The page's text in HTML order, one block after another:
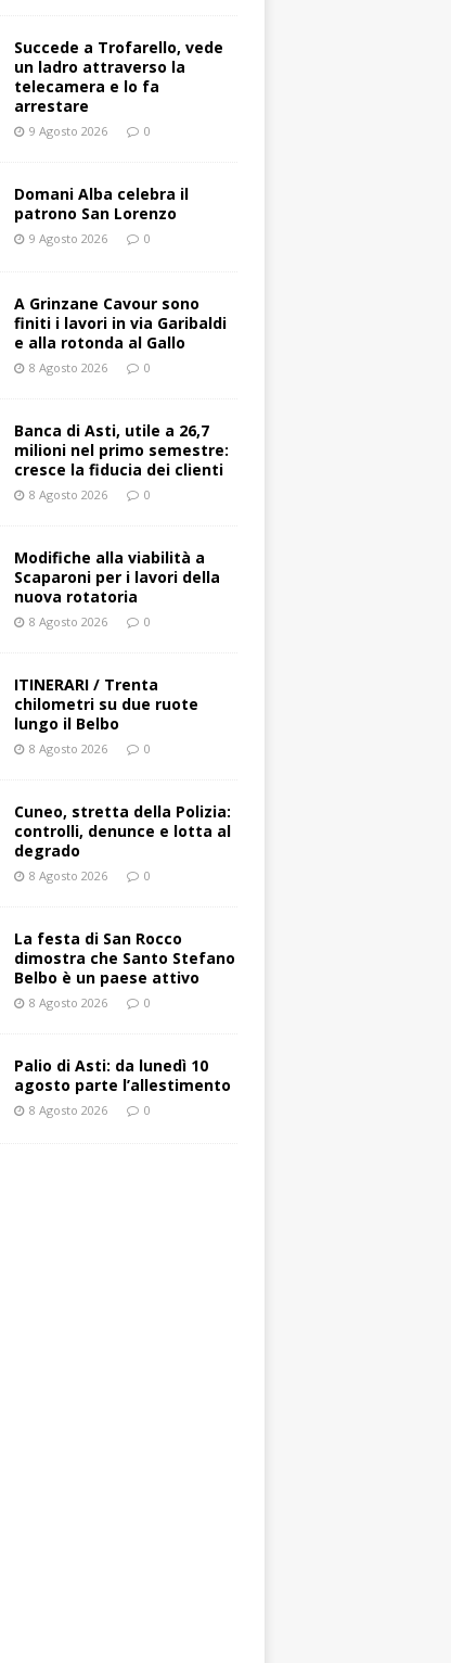
Succede a Trofarello, vede
un ladro attraverso la
telecamera e lo fa
arrestare
9 Agosto 2026 0
Domani Alba celebra il
patrono San Lorenzo
9 Agosto 2026 0
A Grinzane Cavour sono
finiti i lavori in via Garibaldi
e alla rotonda al Gallo
8 Agosto 2026 0
Banca di Asti, utile a 26,7
milioni nel primo semestre:
cresce la fiducia dei clienti
8 Agosto 2026 0
Modifiche alla viabilità a
Scaparoni per i lavori della
nuova rotatoria
8 Agosto 2026 0
ITINERARI / Trenta
chilometri su due ruote
lungo il Belbo
8 Agosto 2026 0
Cuneo, stretta della Polizia:
controlli, denunce e lotta al
degrado
8 Agosto 2026 0
La festa di San Rocco
dimostra che Santo Stefano
Belbo è un paese attivo
8 Agosto 2026 0
Palio di Asti: da lunedì 10
agosto parte l’allestimento
8 Agosto 2026 0